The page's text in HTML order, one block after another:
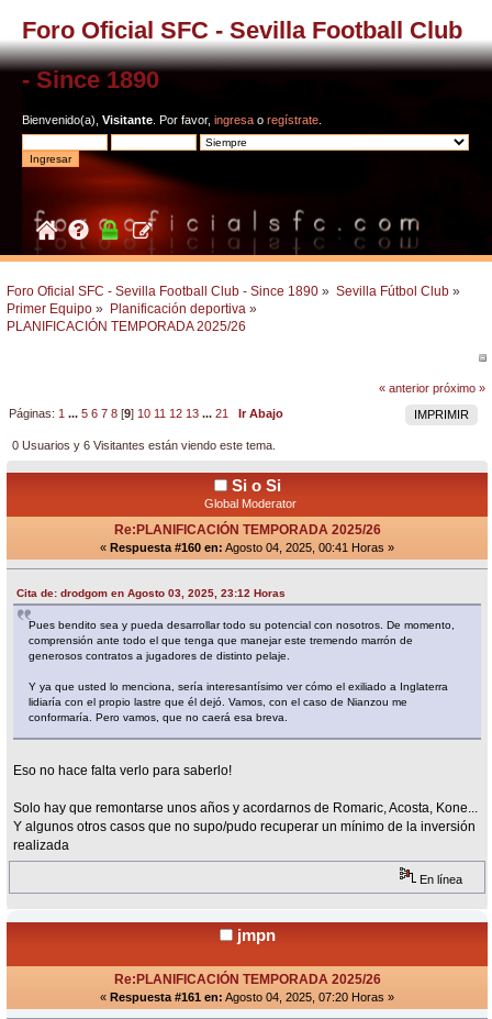
Foro Oficial SFC - Sevilla Football Club
- Since 1890
Bienvenido(a), Visitante . Por favor, ingresa o regístrate
Foro Oficial SFC - Sevilla Football Club - Since 1890 » Sevilla Fútbol Club »
Primer Equipo » Planificación deportiva »
PLANIFICACIÓN TEMPORADA 2025/26
« anterior próximo »
IMPRIMIR
Páginas: 1 ...5 6 7 8 [9] 10 11 12 13 ...21 Ir Abajo
0 Usuarios y 6 Visitantes están viendo este tema.
Si o Si
Global Moderator
Re:PLANIFICACIÓN TEMPORADA 2025/26
« Respuesta #160 en: Agosto 04, 2025, 00:41 Horas »
Cita de: drodgom en Agosto 03, 2025, 23:12 Horas
Pues bendito sea y pueda desarrollar todo su potencial con nosotros. De momento,
comprensión ante todo el que tenga que manejar este tremendo marrón de
generosos contratos a jugadores de distinto pelaje.
Y ya que usted lo menciona, sería interesantísimo ver cómo el exiliado a Inglaterra
lidiaría con el propio lastre que él dejó. Vamos, con el caso de Nianzou me
conformaría. Pero vamos, que no caerá esa breva.
Eso no hace falta verlo para saberlo!
Solo hay que remontarse unos años y acordarnos de Romaric, Acosta, Kone...
Y algunos otros casos que no supo/pudo recuperar un mínimo de la inversión
realizada
En línea
jmpn
Re:PLANIFICACIÓN TEMPORADA 2025/26
« Respuesta #161 en: Agosto 04, 2025, 07:20 Horas »